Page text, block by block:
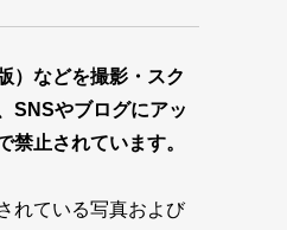
）などを撮影・スク
SNSやブログにアッ
禁止されています。
れている写真および